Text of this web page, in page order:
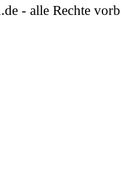
- alle Rechte